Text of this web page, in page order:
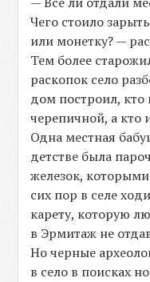
Чего стоило
или монетку? —
Тем более
раскопок село
дом построил,
черепичной, а кто
Одна местная
детстве была
железок,
сих пор в селе
карету, которую
в Эрмитаж не
Но черные
в село в поисках